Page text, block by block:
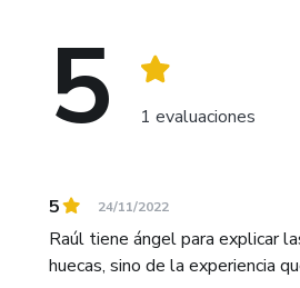
5 1 evaluaciones
5 24/11/2022
Raúl tiene ángel para explicar
huecas, sino de la experiencia